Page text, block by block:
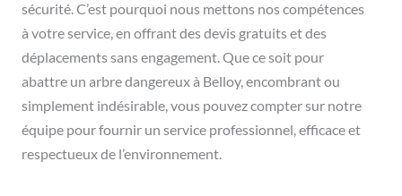
sécurité. C’est pourquoi nous mettons nos compétences
à votre service, en offrant des devis gratuits et des
déplacements sans engagement. Que ce soit pour
abattre un arbre dangereux à Belloy, encombrant ou
simplement indésirable, vous pouvez compter sur notre
équipe pour fournir un service professionnel, efficace et
respectueux de l’environnement.